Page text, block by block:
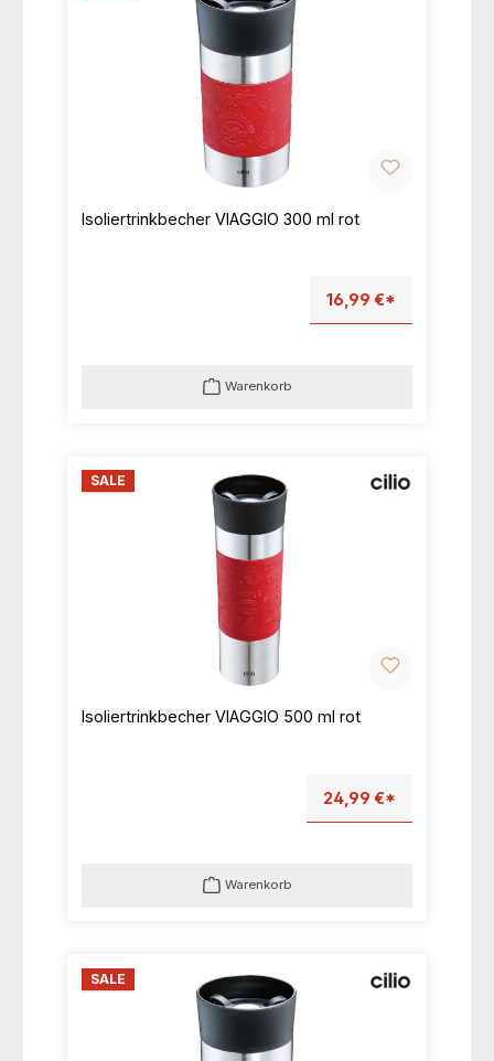
Isoliertrinkbecher VIAGGIO 300 ml rot
16,99 €*
Warenkorb
SALE
Isoliertrinkbecher VIAGGIO 500 ml rot
24,99 €*
Warenkorb
SALE